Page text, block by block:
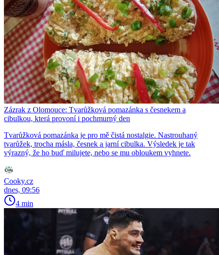
Zázrak z Olomouce: Tvarůžková pomazánka s česnekem a
cibulkou, která provoní i pochmurný den
Tvarůžková pomazánka je pro mě čistá nostalgie. Nastrouhaný
tvarůžek, trocha másla, česnek a jarní cibulka. Výsledek je tak
výrazný, že ho buď milujete, nebo se mu obloukem vyhnete.
Cooky.cz
dnes, 09:56
4 min